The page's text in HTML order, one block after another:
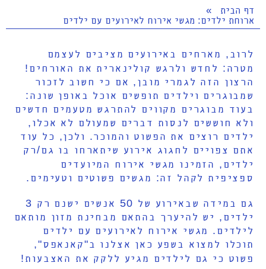
דף הבית
»
ארוחת ילדים: מגשי אירוח לאירועים עם ילדים
לרוב, מארחים באירועים מציבים לעצמם
מטרה: לחדש ולרגש קולינארית את האורחים!
הרצון הזה לגמרי מובן, אם כי חשוב לזכור
שמבוגרים וילדים תופשים אוכל באופן שונה:
בעוד מבוגרים מקווים להתרגש מטעמים חדשים
ולא חוששים לנסות דברים שמעולם לא אכלו,
ילדים רוצים את הפשוט והמוכר. ולכן, כל עוד
אתם צפויים לחגוג אירוע שיתארחו בו גם/רק
ילדים, הזמינו מגשי אירוח המיועדים
ספציפית לקהל זה: מגשים פשוטים וטעימים.
גם במידה שבאירוע של 50 אנשים ישנם רק 3
ילדים, יש להיערך בהתאם מבחינת מזון מותאם
לילדים. מגשי אירוח לאירועים עם ילדים
תוכלו למצוא בשפע כאן אצלנו ב"קאנאפס",
פשוט כי גם לילדים מגיע ללקק את האצבעות!